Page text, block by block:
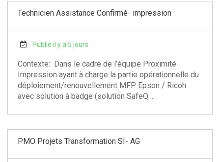
Technicien Assistance Confirmé- impression
Publié il y a 5 jours
Contexte: Dans le cadre de l’équipe Proximité
Impression ayant à charge la partie opérationnelle du
déploiement/renouvellement MFP Epson / Ricoh
avec solution à badge (solution SafeQ…
PMO Projets Transformation SI- AG